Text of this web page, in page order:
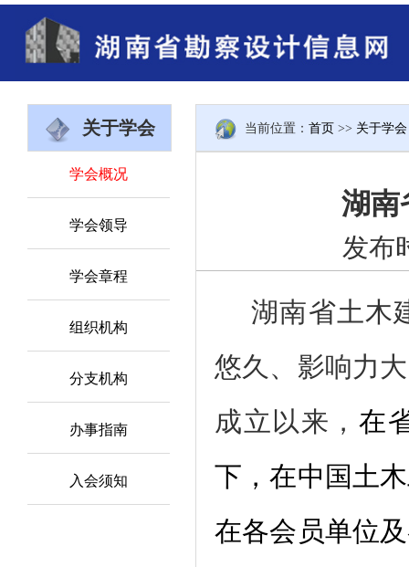
关于学会
学会概况
学会领导
学会章程
组织机构
分支机构
办事指南
入会须知
当前位置： 首页 >> 关于学会
湖南
发布
湖南省土木
悠久、影响力
成立以来，在
下，在中国土
在各会员单位